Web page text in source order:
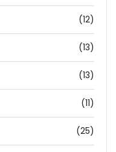
(12)
(13)
(13)
(11)
(25)